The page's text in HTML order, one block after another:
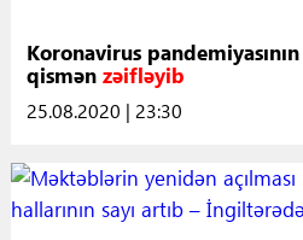
Koronavirus
qismən zəifləyib
25.08.2020 | 23:30